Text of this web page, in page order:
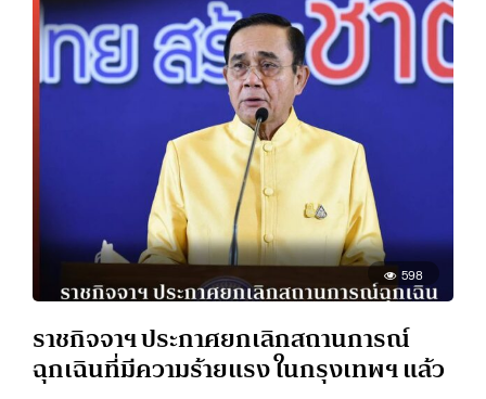
598
ราชกิจจาฯ ประกาศยกเลิกสถานการณ์
ฉุกเฉินที่มีความร้ายแรง ในกรุงเทพฯ แล้ว